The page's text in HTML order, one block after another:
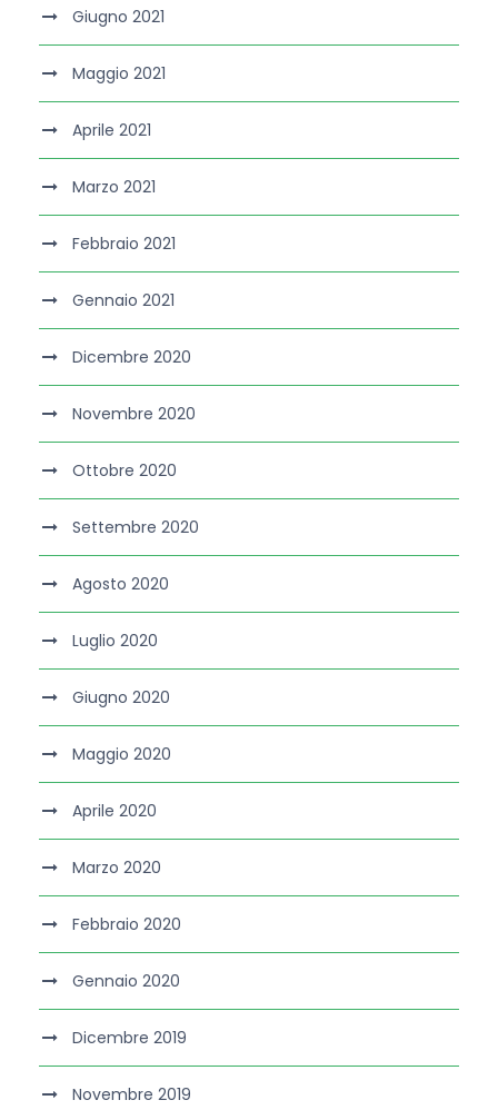
Giugno 2021
Maggio 2021
Aprile 2021
Marzo 2021
Febbraio 2021
Gennaio 2021
Dicembre 2020
Novembre 2020
Ottobre 2020
Settembre 2020
Agosto 2020
Luglio 2020
Giugno 2020
Maggio 2020
Aprile 2020
Marzo 2020
Febbraio 2020
Gennaio 2020
Dicembre 2019
Novembre 2019